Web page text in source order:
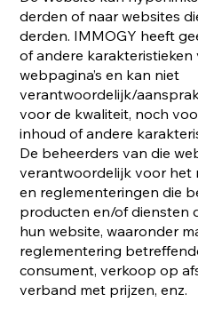
derden of naar websites
derden. IMMOGY heeft
of andere
webpagina’s en kan niet
verantwoordelijk/
voor de kwaliteit, noch
inhoud of andere
De beheerders van die
verantwoordelijk voor het
en reglementeringen die
producten en/of diensten
hun website, waaronder
reglementering
consument, verkoop op
verband met prijzen, enz.